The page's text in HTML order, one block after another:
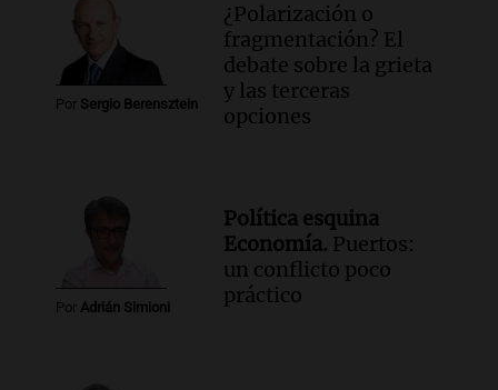
Por Sergio Berensztein
¿Polarización o
fragmentación? El
debate sobre la grieta
y las terceras
opciones
Por Adrián Simioni
Política esquina
Economía. Puertos:
un conflicto poco
práctico